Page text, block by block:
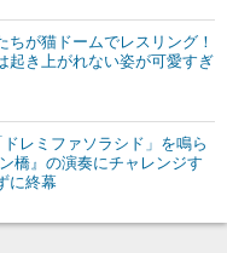
ちが猫ドームでレスリング！
起き上がれない姿が可愛すぎ
レミファソラシド」を鳴ら
橋』の演奏にチャレンジす
に終幕